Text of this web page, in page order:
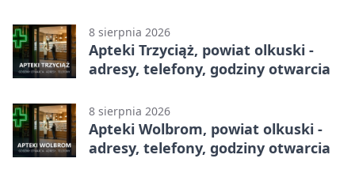
8 sierpnia 2026
Apteki Trzyciąż, powiat olkuski -
adresy, telefony, godziny otwarcia
8 sierpnia 2026
Apteki Wolbrom, powiat olkuski -
adresy, telefony, godziny otwarcia